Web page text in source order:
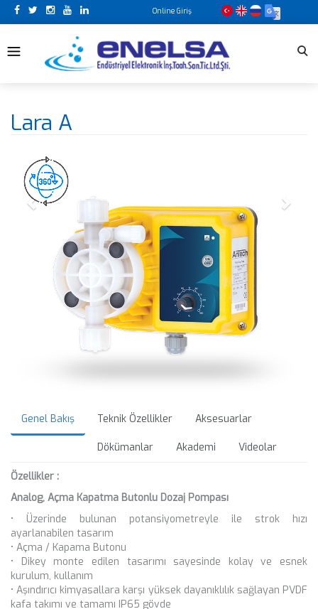
Online Giriş
Lara A
Previous
Genel Bakış Teknik Özellikler Aksesuarlar
Dökümanlar Akademi Videolar
Özellikler :
Analog, Açma Kapatma Butonlu Dozaj Pompası
• Üzerinde bulunan potansiyometreyle ile strok hızı
ayarlanabilen tasarım
• Açma / Kapama Butonu
• Dikey monte edilen tasarımı sayesinde kolay ve esnek
kurulum, kullanım
• Aşındırıcı kimyasallara karşı yüksek dayanıklılık sağlayan PVDF
kafa takımı ve tamamı IP65 gövde